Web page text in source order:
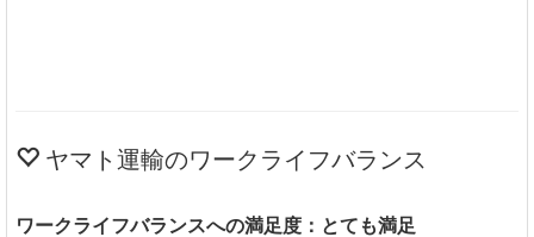
ヤマト運輸のワークライフバランス
ワークライフバランスへの満足度：とても満足